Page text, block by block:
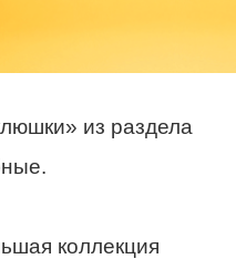
из раздела
коллекция